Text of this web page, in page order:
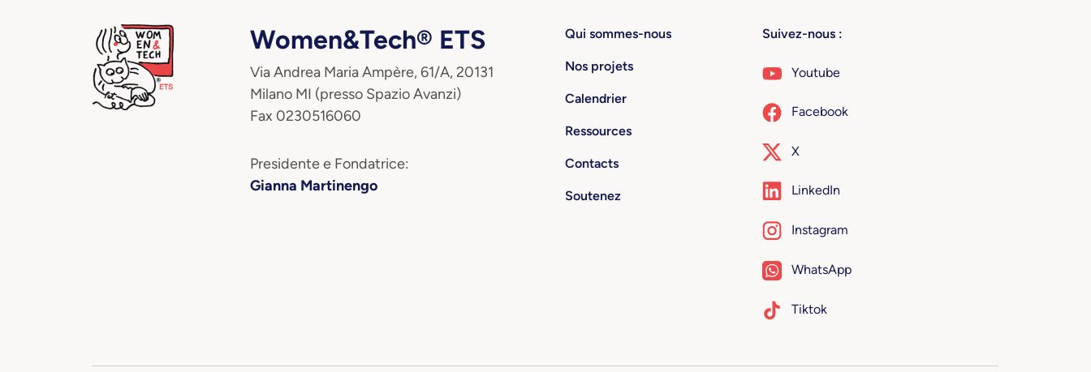
Women&Tech® ETS
Via Andrea Maria Ampère, 61/A, 20131
Milano MI (presso Spazio Avanzi)
Fax 0230516060
Presidente e Fondatrice:
Gianna Martinengo
Qui sommes-nous
Nos projets
Calendrier
Ressources
Contacts
Soutenez
Suivez-nous :
Youtube
Facebook
X
LinkedIn
Instagram
WhatsApp
Tiktok